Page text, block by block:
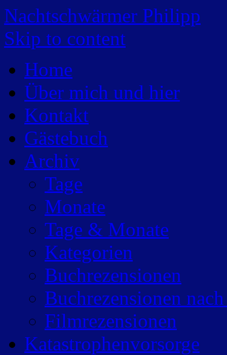
Nachtschwärmer Philipp
Skip to content
Home
Über mich und hier
Kontakt
Gästebuch
Archiv
Tage
Monate
Tage & Monate
Kategorien
Buchrezensionen
Buchrezensionen
Filmrezensionen
Katastrophenvorsorge